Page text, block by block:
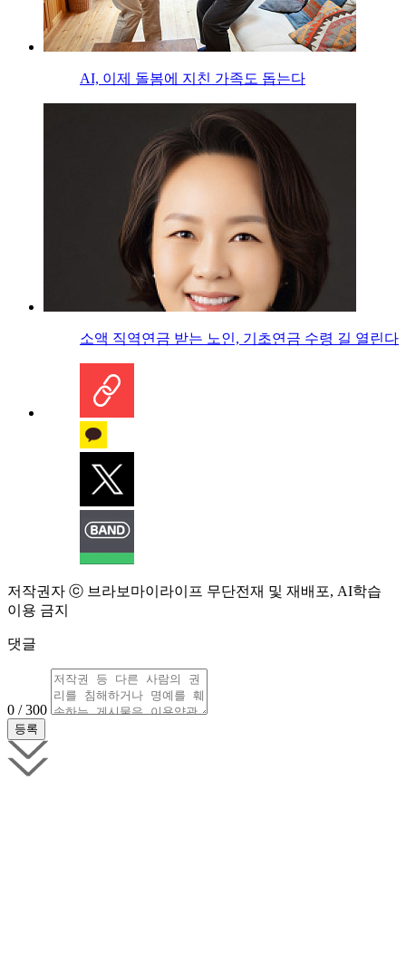
AI, 이제 돌봄에 지친 가족도 돕는다
소액 직역연금 받는 노인, 기초연금 수령 길 열린다
저작권자 ⓒ 브라보마이라이프 무단전재 및 재배포, AI학습
이용 금지
댓글
0 / 300